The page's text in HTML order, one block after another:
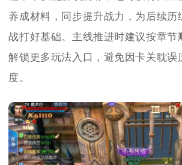
养成材料，同步提升战力，为后续历
战打好基础。主线推进时建议按章节
解锁更多玩法入口，避免因卡关耽误
度。